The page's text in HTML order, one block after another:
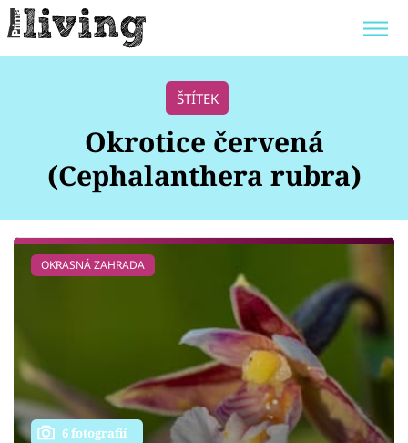
POKOJOVÉ KVĚTINY
ZAHRADA
Bydlení
Design
Sledujte prima+
ŠTÍTEK
Okrotice červená
(Cephalanthera rubra)
OKRASNÁ ZAHRADA
6 fotografií